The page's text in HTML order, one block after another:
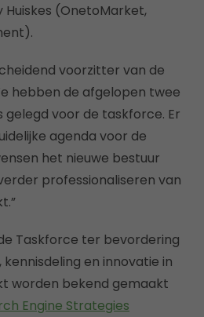
(OnetoMarket,
voorzitter van de
hebben de afgelopen twee
gelegd voor de taskforce. Er
agenda voor de
het nieuwe bestuur
professionaliseren van
Taskforce ter bevordering
en innovatie in
worden bekend gemaakt
Engine Strategies